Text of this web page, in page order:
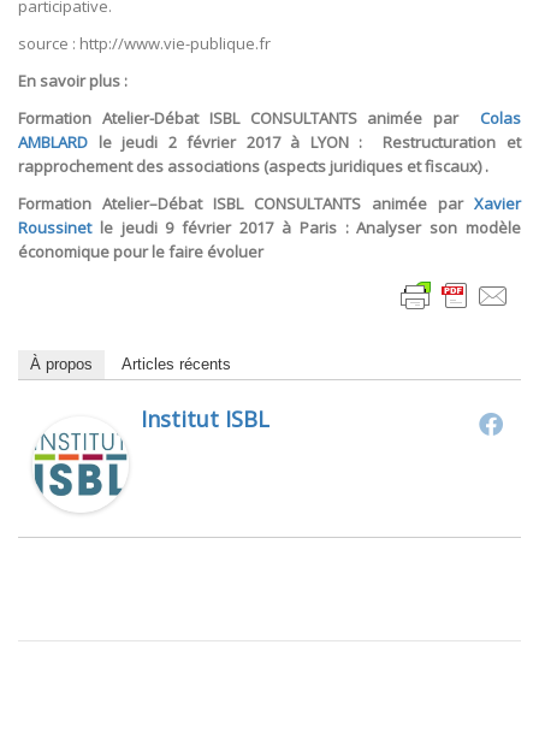
participative.
source : http://www.vie-publique.fr
En savoir plus :
Formation Atelier-Débat ISBL CONSULTANTS animée par Colas
AMBLARD le jeudi 2 février 2017 à LYON : Restructuration et
rapprochement des associations (aspects juridiques et fiscaux) .
Formation Atelier–Débat ISBL CONSULTANTS animée par Xavier
Roussinetle jeudi 9 février 2017 à Paris : Analyser son modèle
économique pour le faire évoluer
À propos Articles récents
Institut ISBL